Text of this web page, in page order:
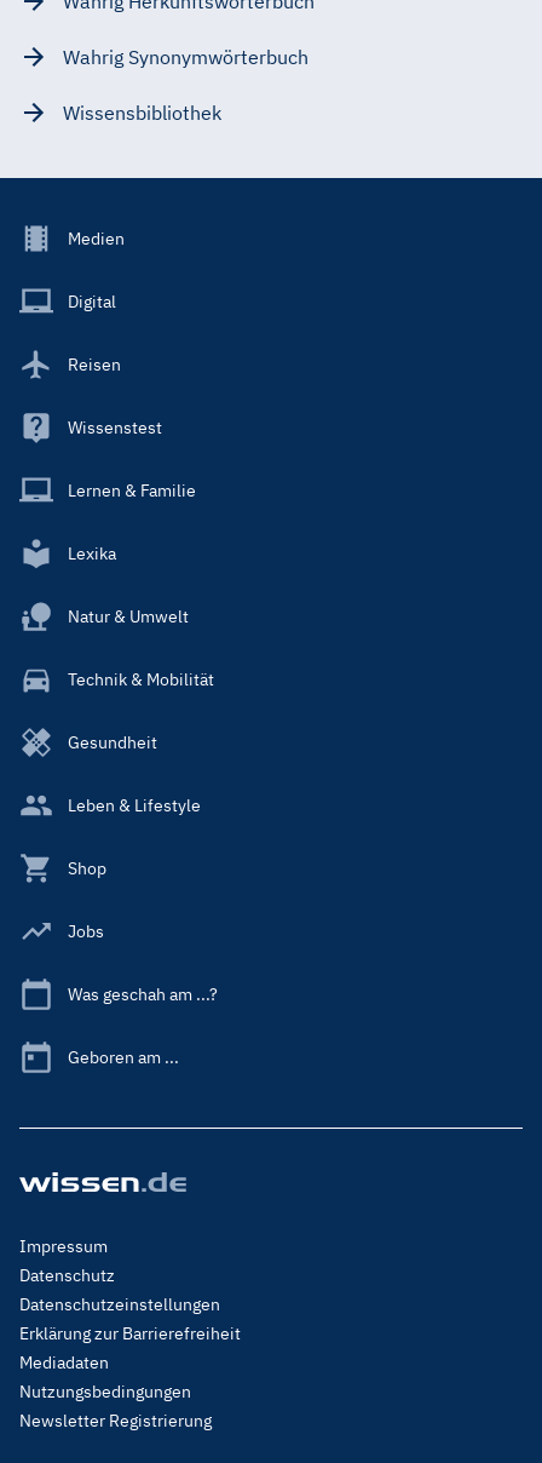
Wahrig Synonymwörterbuch
Wissensbibliothek
Footer
Main
Medien
Digital
Reisen
Wissenstest
Lernen & Familie
Lexika
Natur & Umwelt
Technik & Mobilität
Gesundheit
Leben & Lifestyle
Shop
Jobs
Was geschah am ...?
Geboren am ...
Footer
Menu
Legal
Impressum
Datenschutz
Datenschutzeinstellungen
Erklärung zur Barrierefreiheit
Mediadaten
Nutzungsbedingungen
Newsletter Registrierung